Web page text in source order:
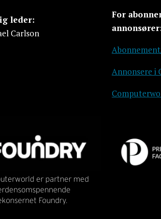
leder:
Carlson
For
Annonsere i
er partner med
Foundry.